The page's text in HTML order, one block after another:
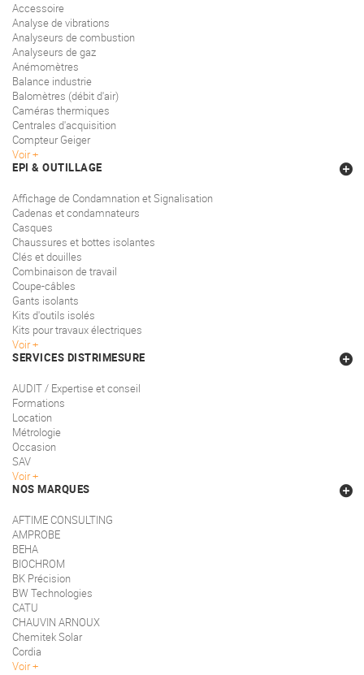
Accessoire
Analyse de vibrations
Analyseurs de combustion
Analyseurs de gaz
Anémomètres
Balance industrie
Balomètres (débit d'air)
Caméras thermiques
Centrales d'acquisition
Compteur Geiger
Voir
EPI & OUTILLAGE
Affichage de Condamnation et Signalisation
Cadenas et condamnateurs
Casques
Chaussures et bottes isolantes
Clés et douilles
Combinaison de travail
Coupe-câbles
Gants isolants
Kits d'outils isolés
Kits pour travaux électriques
Voir
SERVICES DISTRIMESURE
AUDIT / Expertise et conseil
Formations
Location
Métrologie
Occasion
SAV
Voir
NOS MARQUES
AFTIME CONSULTING
AMPROBE
BEHA
BIOCHROM
BK Précision
BW Technologies
CATU
CHAUVIN ARNOUX
Chemitek Solar
Cordia
Voir